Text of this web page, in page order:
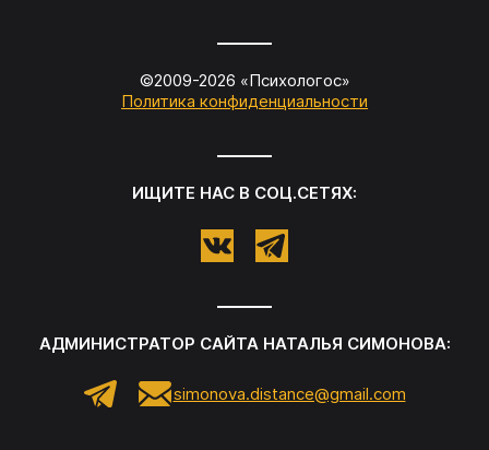
©2009-2026 «Психологос»
Политика конфиденциальности
ИЩИТЕ НАС В СОЦ.СЕТЯХ:
АДМИНИСТРАТОР САЙТА НАТАЛЬЯ СИМОНОВА:
simonova.distance@gmail.com